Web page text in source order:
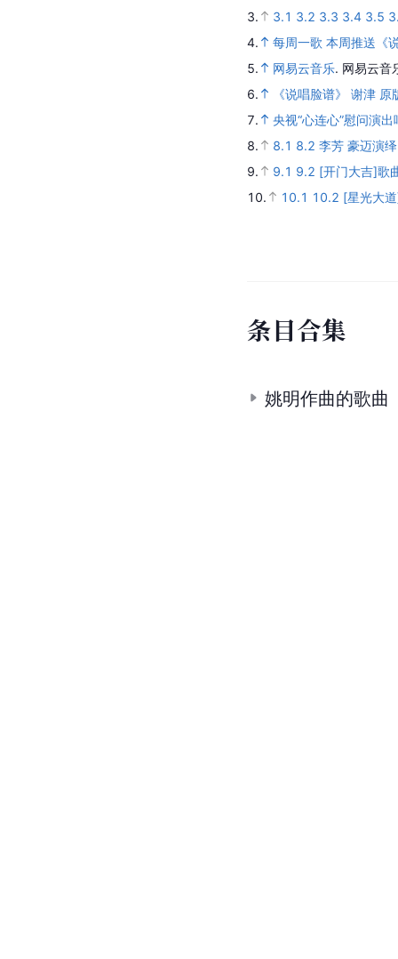
3.
3.1 3.2 3.3 3.4 3.5
4.
每周一歌 本周推送《
5.
网易云音乐. 网易云音
6.
《说唱脸谱》 谢津
7.
央视“心连心”慰问演
8.
8.1 8.2 李芳 豪迈演
9.
9.1 9.2 [开门大吉]歌
10.
10.1 10.2 [星光大
条目合集
姚明作曲的歌曲